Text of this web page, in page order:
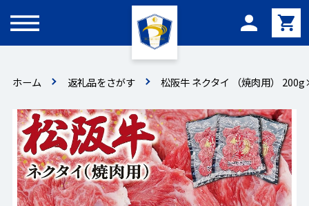
メニュー
ホーム 返礼品をさがす 松阪牛 ネクタイ （焼肉用）